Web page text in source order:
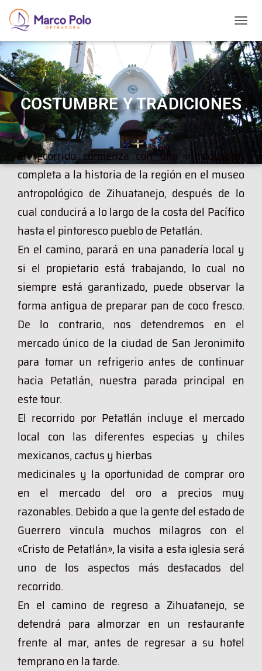
O
G
G
E
N
A
V
I
G
T
I
N
COSTUMBRE Y TRADICIONES
El recorrido comienza con una introducción
completa a la historia de la región en el museo
antropológico de Zihuatanejo, después de lo
cual conducirá a lo largo de la costa del Pacífico
hasta el pintoresco pueblo de Petatlán.
En el camino, parará en una panadería local y
si el propietario está trabajando, lo cual no
siempre está garantizado, puede observar la
forma antigua de preparar pan de coco fresco.
De lo contrario, nos detendremos en el
mercado único de la ciudad de San Jeronimito
para tomar un refrigerio antes de continuar
hacia Petatlán, nuestra parada principal en
este tour.
El recorrido por Petatlán incluye el mercado
local con las diferentes especias y chiles
mexicanos, cactus y hierbas
medicinales y la oportunidad de comprar oro
en el mercado del oro a precios muy
razonables. Debido a que la gente del estado de
Guerrero vincula muchos milagros con el
«Cristo de Petatlán», la visita a esta iglesia será
uno de los aspectos más destacados del
recorrido.
En el camino de regreso a Zihuatanejo, se
detendrá para almorzar en un restaurante
frente al mar, antes de regresar a su hotel
temprano en la tarde.